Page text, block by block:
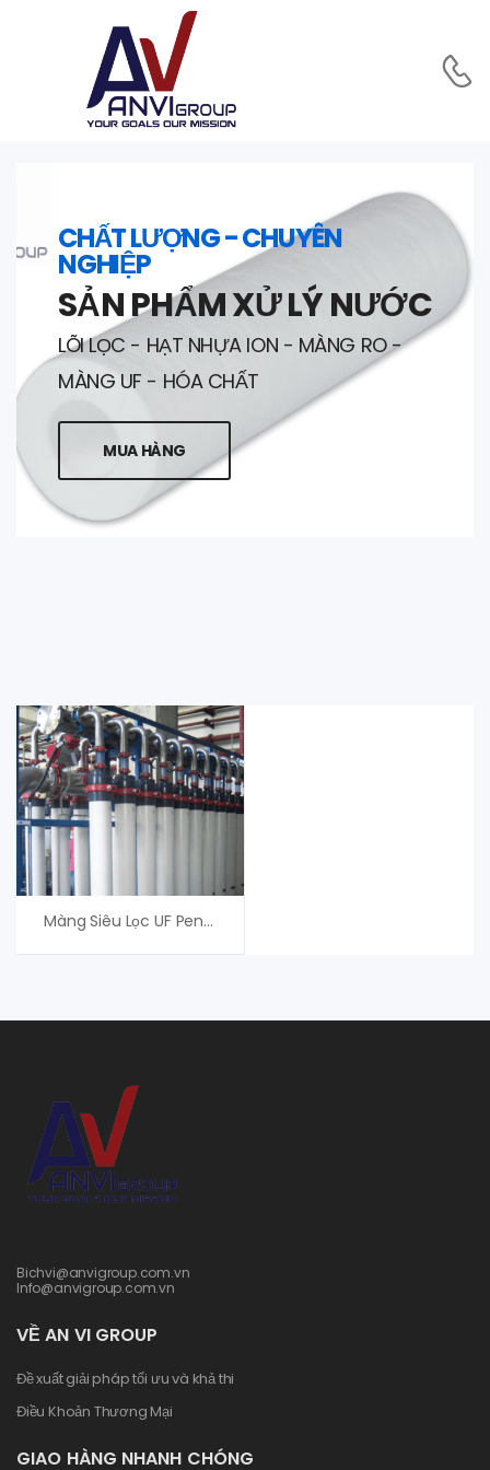
CHẤT LƯỢNG - CHUYÊN
NGHIỆP
SẢN PHẨM XỬ LÝ NƯỚC
LÕI LỌC - HẠT NHỰA ION - MÀNG RO -
MÀNG UF - HÓA CHẤT
MUA HÀNG
Màng Siêu Lọc UF Pentair X-Flow XF64
Bichvi@anvigroup.com.vn
Info@anvigroup.com.vn
VỀ AN VI GROUP
Đề xuất giải pháp tối ưu và khả thi
Điều Khoản Thương Mại
GIAO HÀNG NHANH CHÓNG